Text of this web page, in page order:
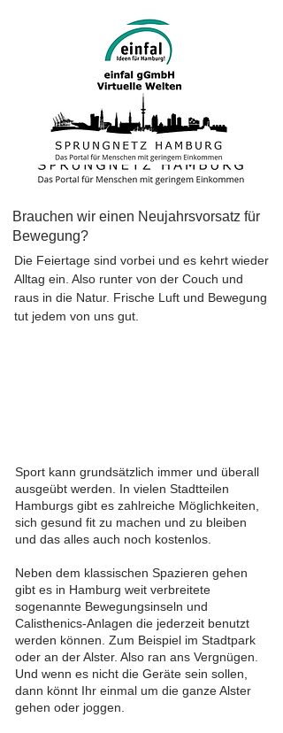
Brauchen wir einen Neujahrsvorsatz für
Bewegung?
Die Feiertage sind vorbei und es kehrt wieder
Alltag ein. Also runter von der Couch und
raus in die Natur. Frische Luft und Bewegung
tut jedem von uns gut.
Sport kann grundsätzlich immer und überall
ausgeübt werden. In vielen Stadtteilen
Hamburgs gibt es zahlreiche Möglichkeiten,
sich gesund fit zu machen und zu bleiben
und das alles auch noch kostenlos.
Neben dem klassischen Spazieren gehen
gibt es in Hamburg weit verbreitete
sogenannte Bewegungsinseln und
Calisthenics-Anlagen die jederzeit benutzt
werden können. Zum Beispiel im Stadtpark
oder an der Alster. Also ran ans Vergnügen.
Und wenn es nicht die Geräte sein sollen,
dann könnt Ihr einmal um die ganze Alster
gehen oder joggen.